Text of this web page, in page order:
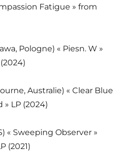
Fatigue » from
Pologne) « Piesn. W »
Australie) « Clear Blue
» LP (2024)
« Sweeping Observer »
(2021)